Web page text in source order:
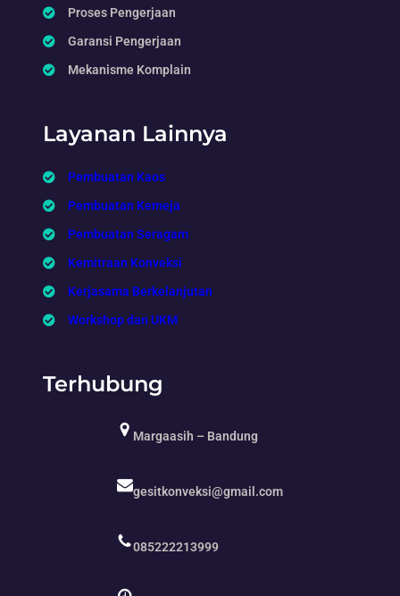
Proses Pengerjaan
Garansi Pengerjaan
Mekanisme Komplain
Layanan Lainnya
Pembuatan Kaos
Pembuatan Kemeja
Pembuatan Seragam
Kemitraan Konveksi
Kerjasama Berkelanjutan
Workshop dan UKM
Terhubung
Margaasih – Bandung
gesitkonveksi@gmail.com
085222213999